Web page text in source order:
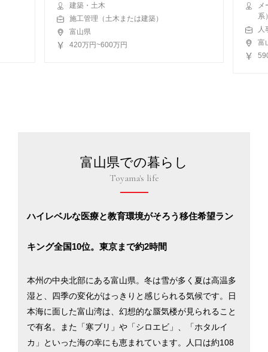
建築・土木
施工管理（土木または建築）
富山県
420万円~600万円
メ
系
人
富
富山県での暮らし
Toyama's life
ハイレベルな医療と教育環境がそろう移住希望ラン
キング全国10位。東京まで約2時間
本州の中央北部にある富山県。冬は雪が多く夏は高温多
湿と、四季の変化がはっきりと感じられる気候です。日
本海に面した富山湾は、幻想的な蜃気楼が見られること
で有名。また「寒ブリ」や「シロエビ」、「ホタルイ
カ」といった海の幸にも恵まれています。人口は約108